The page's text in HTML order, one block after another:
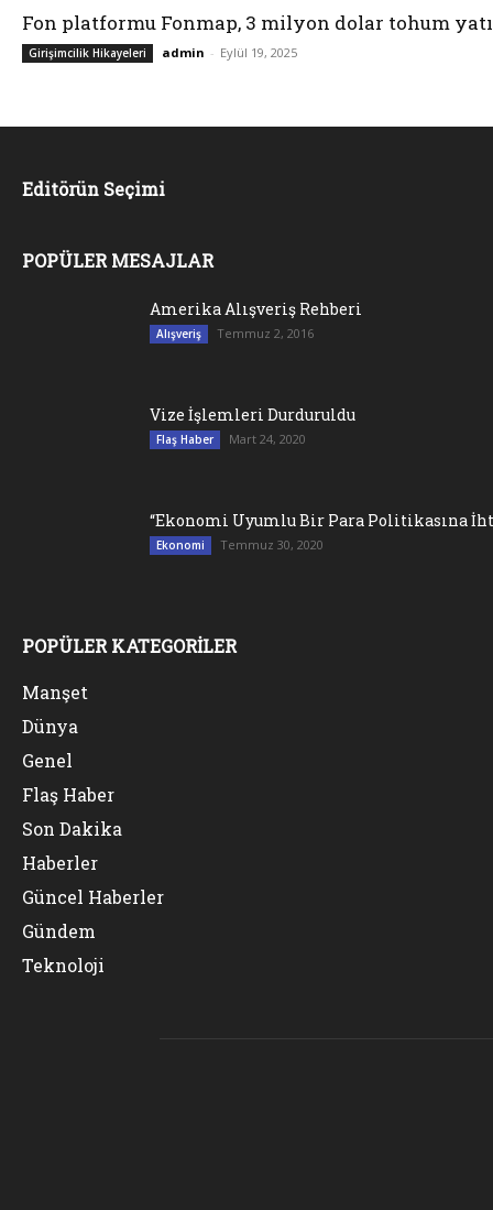
Fon platformu Fonmap, 3 milyon dolar tohum
Girişimcilik Hikayeleri admin - Eylül 19, 2025
Editörün Seçimi
POPÜLER MESAJLAR
Amerika Alışveriş Rehberi
Alışveriş Temmuz 2, 2016
Vize İşlemleri Durduruldu
Flaş Haber Mart 24, 2020
“Ekonomi Uyumlu Bir Para Politikasına
Ekonomi Temmuz 30, 2020
POPÜLER KATEGORİLER
Manşet
Dünya
Genel
Flaş Haber
Son Dakika
Haberler
Güncel Haberler
Gündem
Teknoloji